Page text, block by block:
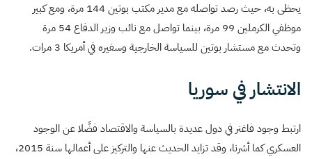
يحظى به، حيث رصد تواصله مع مدير مكتب بوتين 144 مرة، ومع كبير
موظفي الكرملين 99 مرة، بينما تواصل مع نائب وزير الدفاع 54 مرة
وتحدث مع مستشار بوتين للسياسة الخارجية وسفيره في أمريكا 3 مرات.
الانتشار في سوريا
ارتبط وجود فاغنر في دول عديدة بالسياسة والاقتصاد فضًلا عن الوجود
العسكري كما أشرنا، وقد تزايد الحديث عنها والتركيز على أعمالها سنة 2015،